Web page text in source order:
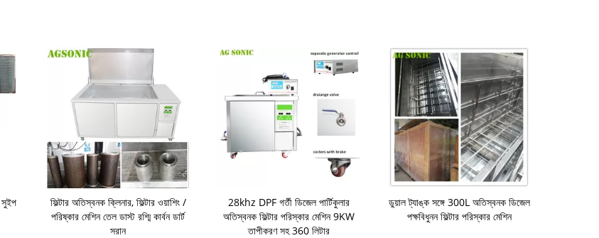
সুইপ
ফিল্টার অতিস্বনক ক্লিনার, ফিল্টার ওয়াশিং /
পরিষ্কার মেশিন তেল ডাস্ট রশ্মি কার্বন ডার্ট
সরান
28khz DPF গর্তী ডিজেল পার্টিকুলার
অতিস্বনক ফিল্টার পরিস্কার মেশিন 9KW
তাপীকরণ সহ 360 লিটার
ডুয়াল ট্যাঙ্ক সঙ্গে 300L অতিস্বনক ডিজেল
পক্ষবিধুনন ফিল্টার পরিস্কার মেশিন